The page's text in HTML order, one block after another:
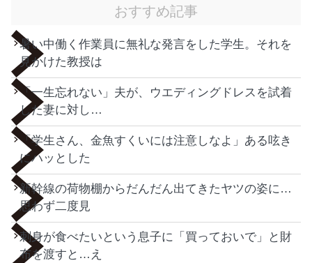
おすすめ記事
暑い中働く作業員に無礼な発言をした学生。それを
見かけた教授は
「一生忘れない」夫が、ウエディングドレスを試着
した妻に対し…
「学生さん、金魚すくいには注意しなよ」ある呟き
にハッとした
新幹線の荷物棚からだんだん出てきたヤツの姿に…
思わず二度見
刺身が食べたいという息子に「買っておいで」と財
布を渡すと…え